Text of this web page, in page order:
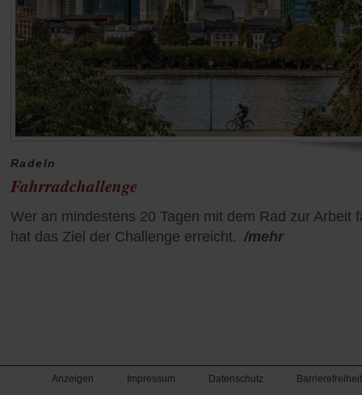
Radeln
Fahrradchallenge
Wer an mindestens 20 Tagen mit dem Rad zur Arbeit
hat das Ziel der Challenge erreicht. /mehr
Anzeigen Impressum Datenschutz
Barrierefreiheit